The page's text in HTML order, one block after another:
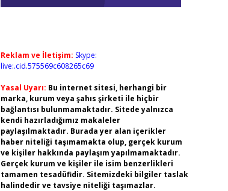
Reklam ve İletişim: Skype:
live:.cid.575569c608265c69
Yasal Uyarı: Bu internet sitesi, herhangi bir
marka, kurum veya şahıs şirketi ile hiçbir
bağlantısı bulunmamaktadır. Sitede yalnızca
kendi hazırladığımız makaleler
paylaşılmaktadır. Burada yer alan içerikler
haber niteliği taşımamakta olup, gerçek kurum
ve kişiler hakkında paylaşım yapılmamaktadır.
Gerçek kurum ve kişiler ile isim benzerlikleri
tamamen tesadüfidir. Sitemizdeki bilgiler taslak
halindedir ve tavsiye niteliği taşımazlar.